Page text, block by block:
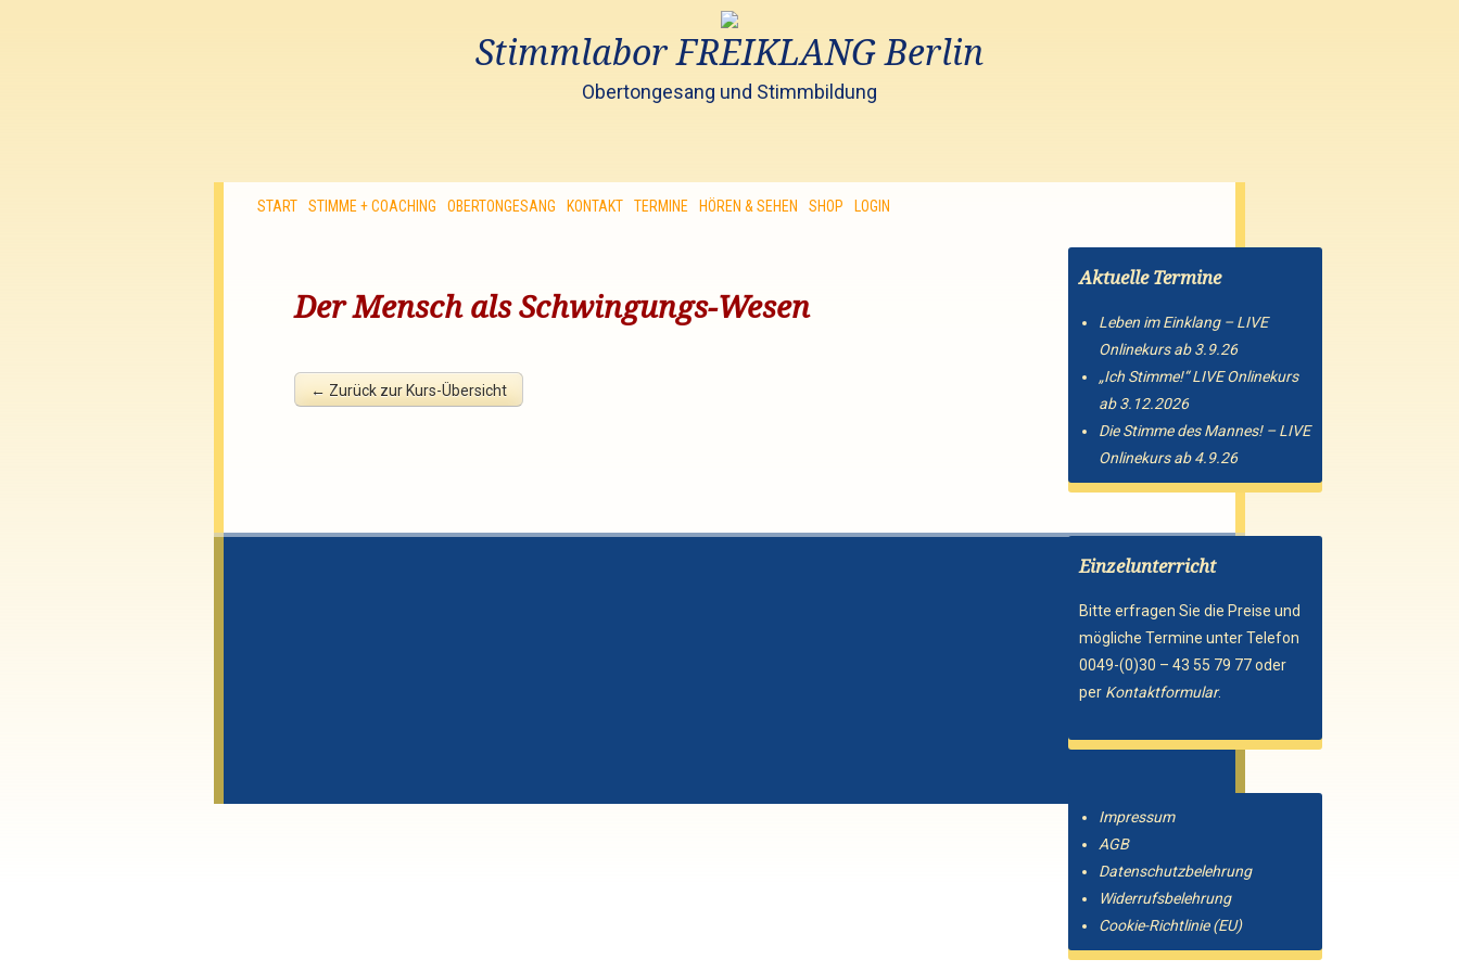
Stimmlabor FREIKLANG Berlin
Obertongesang und Stimmbildung
START STIMME + COACHING OBERTONGESANG KONTAKT TERMINE HÖREN & SEHEN SHOP LOGIN
Der Mensch als Schwingungs-Wesen
← Zurück zur Kurs-Übersicht
Aktuelle Termine
Leben im Einklang – LIVE
Onlinekurs ab 3.9.26
„Ich Stimme!“ LIVE Onlinekurs
ab 3.12.2026
Die Stimme des Mannes! – LIVE
Onlinekurs ab 4.9.26
Einzelunterricht
Bitte erfragen Sie die Preise und
mögliche Termine unter Telefon
0049-(0)30 – 43 55 79 77 oder
per Kontaktformular.
Impressum
AGB
Datenschutzbelehrung
Widerrufsbelehrung
Cookie-Richtlinie (EU)